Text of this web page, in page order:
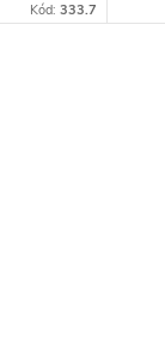
Kód: 333.7